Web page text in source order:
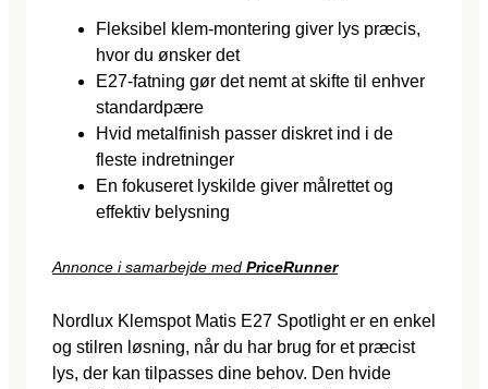
Fleksibel klem-montering giver lys præcis,
hvor du ønsker det
E27-fatning gør det nemt at skifte til enhver
standardpære
Hvid metalfinish passer diskret ind i de
fleste indretninger
En fokuseret lyskilde giver målrettet og
effektiv belysning
Annonce i samarbejde med PriceRunner
Nordlux Klemspot Matis E27 Spotlight er en enkel
og stilren løsning, når du har brug for et præcist
lys, der kan tilpasses dine behov. Den hvide